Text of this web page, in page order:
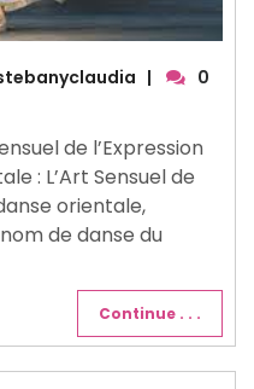
|
0
de l’Expression
: L’Art Sensuel de
orientale,
de danse du
Continue . . .